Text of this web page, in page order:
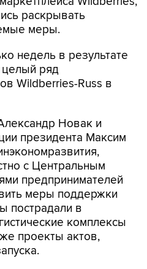
раскрывать
меры.
недель в результате
ряд
Wildberries-Russ в
Новак и
президента Максим
с Центральным
предпринимателей
меры поддержки
пострадали в
комплексы
проекты актов,